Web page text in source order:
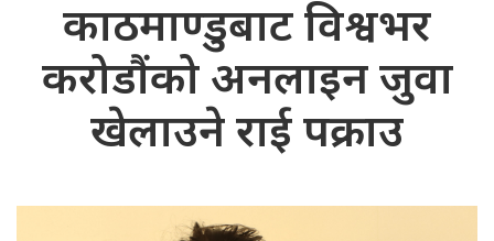
काठमाण्डुबाट विश्वभर
करोडौंको अनलाइन जुवा
खेलाउने राई पक्राउ